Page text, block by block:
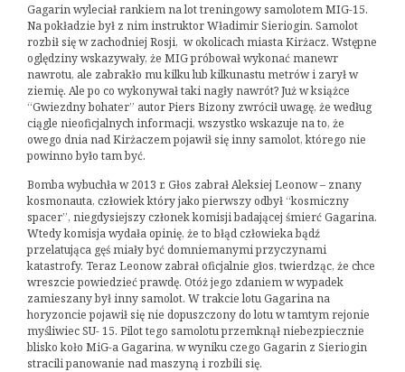
Gagarin wyleciał rankiem na lot treningowy samolotem MIG-15.
Na pokładzie był z nim instruktor Władimir Sieriogin. Samolot
rozbił się w zachodniej Rosji, w okolicach miasta Kirżacz. Wstępne
oględziny wskazywały, że MIG próbował wykonać manewr
nawrotu, ale zabrakło mu kilku lub kilkunastu metrów i zarył w
ziemię. Ale po co wykonywał taki nagły nawrót? Już w książce
“Gwiezdny bohater” autor Piers Bizony zwrócił uwagę, że według
ciągle nieoficjalnych informacji, wszystko wskazuje na to, że
owego dnia nad Kirżaczem pojawił się inny samolot, którego nie
powinno było tam być.
Bomba wybuchła w 2013 r. Głos zabrał Aleksiej Leonow – znany
kosmonauta, człowiek który jako pierwszy odbył “kosmiczny
spacer”, niegdysiejszy członek komisji badającej śmierć Gagarina.
Wtedy komisja wydała opinię, że to błąd człowieka bądź
przelatująca gęś miały być domniemanymi przyczynami
katastrofy. Teraz Leonow zabrał oficjalnie głos, twierdząc, że chce
wreszcie powiedzieć prawdę. Otóż jego zdaniem w wypadek
zamieszany był inny samolot. W trakcie lotu Gagarina na
horyzoncie pojawił się nie dopuszczony do lotu w tamtym rejonie
myśliwiec SU- 15. Pilot tego samolotu przemknął niebezpiecznie
blisko koło MiG-a Gagarina, w wyniku czego Gagarin z Sieriogin
stracili panowanie nad maszyną i rozbili się.